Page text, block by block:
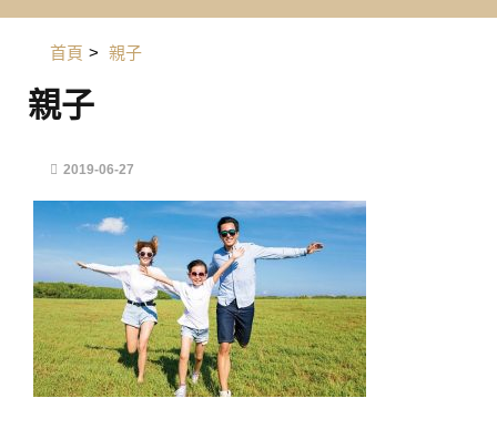
首頁 > 親子
親子
2019-06-27